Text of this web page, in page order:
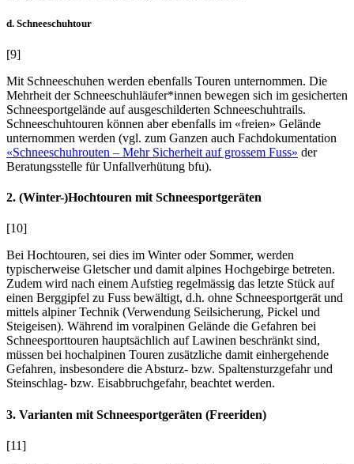
d. Schneeschuhtour
[9]
Mit Schneeschuhen werden ebenfalls Touren unternommen. Die
Mehrheit der Schneeschuhläufer*innen bewegen sich im gesicherten
Schneesportgelände auf ausgeschilderten Schneeschuhtrails.
Schneeschuhtouren können aber ebenfalls im «freien» Gelände
unternommen werden (vgl. zum Ganzen auch Fachdokumentation
«Schneeschuhrouten – Mehr Sicherheit auf grossem Fuss» der
Beratungsstelle für Unfallverhütung bfu).
2. (Winter-)Hochtouren mit Schneesportgeräten
[10]
Bei Hochtouren, sei dies im Winter oder Sommer, werden
typischerweise Gletscher und damit alpines Hochgebirge betreten.
Zudem wird nach einem Aufstieg regelmässig das letzte Stück auf
einen Berggipfel zu Fuss bewältigt, d.h. ohne Schneesportgerät und
mittels alpiner Technik (Verwendung Seilsicherung, Pickel und
Steigeisen). Während im voralpinen Gelände die Gefahren bei
Schneesporttouren hauptsächlich auf Lawinen beschränkt sind,
müssen bei hochalpinen Touren zusätzliche damit einhergehende
Gefahren, insbesondere die Absturz- bzw. Spaltensturzgefahr und
Steinschlag- bzw. Eisabbruchgefahr, beachtet werden.
3. Varianten mit Schneesportgeräten (Freeriden)
[11]